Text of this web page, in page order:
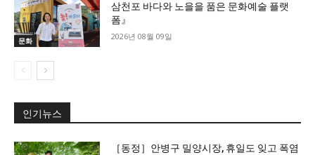
문화
삼천포 바다와 노을을 품은 문화예술 플랫
폼』
2026년 08월 09일
인기뉴스
［동정］안병구 밀양시장, 휴일도 잊고 폭염